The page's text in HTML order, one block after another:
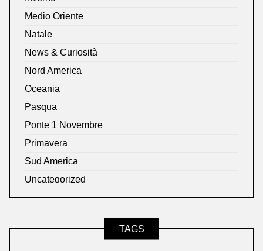
Medio Oriente
Natale
News & Curiosità
Nord America
Oceania
Pasqua
Ponte 1 Novembre
Primavera
Sud America
Uncategorized
TAGS